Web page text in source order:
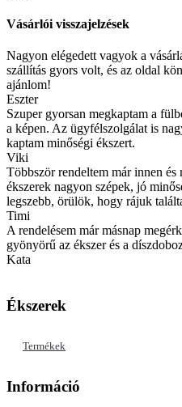
Vásárlói visszajelzések
Nagyon elégedett vagyok a
szállítás gyors volt, és az oldal
ajánlom!
Eszter
Szuper gyorsan megkaptam a
a képen. Az ügyfélszolgálat is
kaptam minőségi ékszert.
Viki
Többször rendeltem már innen
ékszerek nagyon szépek, jó
legszebb, örülök, hogy rájuk
Timi
A rendelésem már másnap
gyönyörű az ékszer és a
Kata
Ékszerek
Termékek
Információ